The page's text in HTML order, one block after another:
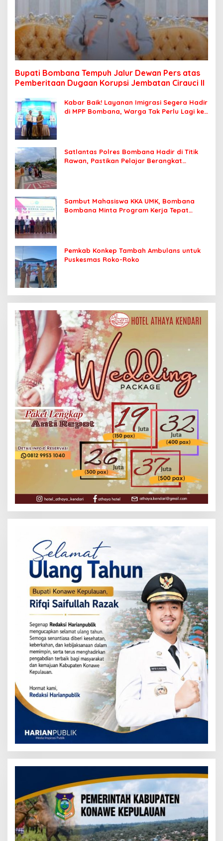
Bupati Bombana Tempuh Jalur Dewan Pers atas
Pemberitaan Dugaan Korupsi Jembatan Cirauci II
Kabar Baik! Layanan Imigrasi Segera Hadir
di MPP Bombana, Warga Tak Perlu Lagi ke
Satlantas Polres Bombana Hadir di Titik
Rawan, Pastikan Pelajar Berangkat
Sambut Mahasiswa KKA UMK, Bombana
Bombana Minta Program Kerja Tepat
Pemkab Konkep Tambah Ambulans untuk
Puskesmas Roko-Roko